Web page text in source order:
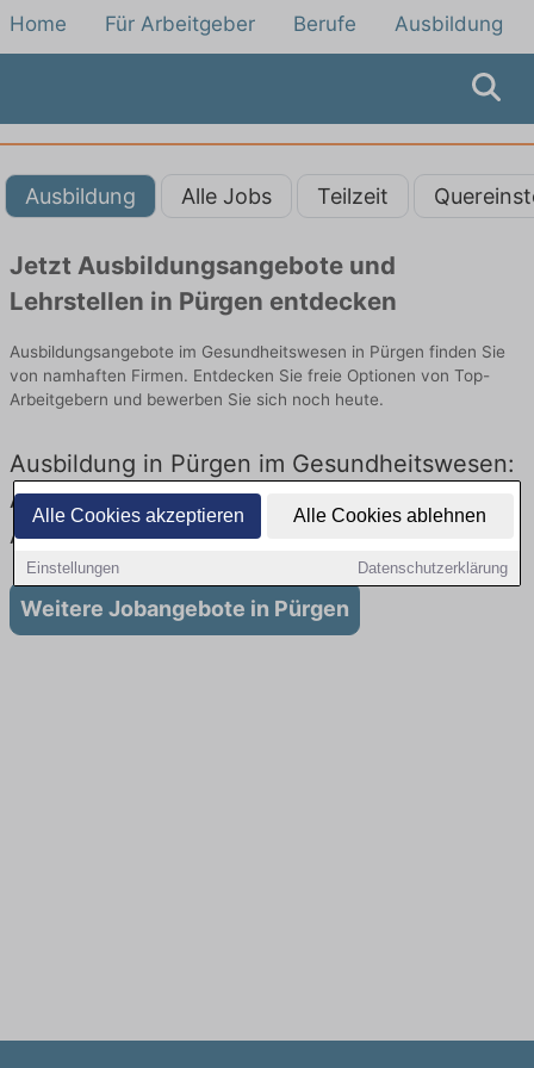
Alle Cookies akzeptieren Alle Cookies ablehnen
Einstellungen Datenschutzerklärung
Home Für Arbeitgeber Berufe Ausbildung
Ausbildung Alle Jobs Teilzeit
Jetzt Ausbildungsangebote und
Lehrstellen in Pürgen entdecken
Ausbildungsangebote im Gesundheitswesen in Pürgen finden Sie
von namhaften Firmen. Entdecken Sie freie Optionen von Top-
Arbeitgebern und bewerben Sie sich noch heute.
Ausbildung in Pürgen im Gesundheitswesen:
Aktuell gibt es keine Stellenangebote für
Ausbildung in Pürgen
Weitere Jobangebote in Pürgen